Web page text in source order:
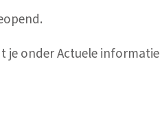
je onder Actuele informatie